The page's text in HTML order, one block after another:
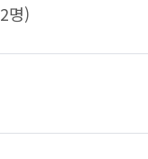
명)